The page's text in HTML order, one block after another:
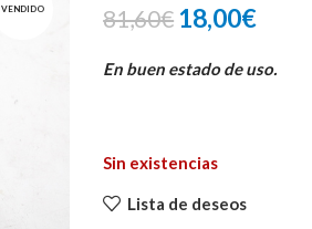
VENDIDO 81,60€ El
original
18,00€El
actual
En buen estado de uso.
Sin existencias
Lista de deseos